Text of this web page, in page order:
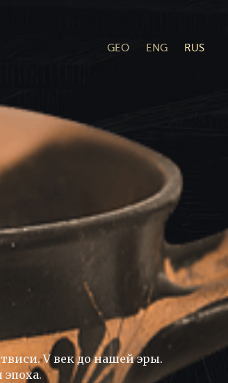
GEO ENG RUS
V век до нашей эры.